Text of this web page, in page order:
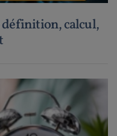
définition, calcul,